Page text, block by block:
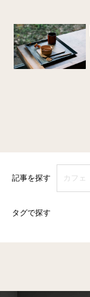
記事を探す
タグで探す